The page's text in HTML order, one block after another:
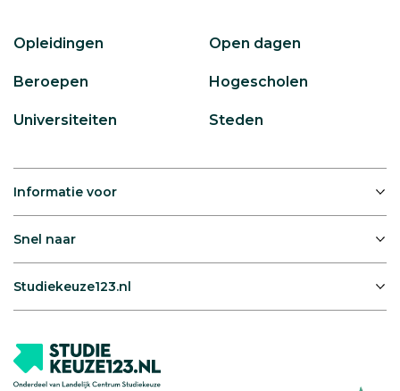
Opleidingen Open dagen
Beroepen Hogescholen
Universiteiten Steden
Informatie voor
Snel naar
Studiekeuze123.nl